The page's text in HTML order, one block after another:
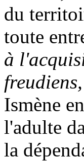
du
toute
à
Ismène
l'adulte
la